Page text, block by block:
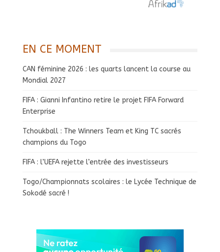
EN CE MOMENT
CAN féminine 2026 : les quarts lancent la course au
Mondial 2027
FIFA : Gianni Infantino retire le projet FIFA Forward
Enterprise
Tchoukball : The Winners Team et King TC sacrés
champions du Togo
FIFA : l’UEFA rejette l’entrée des investisseurs
Togo/Championnats scolaires : le Lycée Technique de
Sokodé sacré !